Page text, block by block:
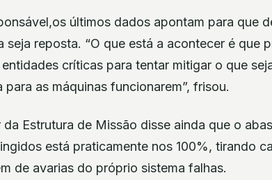
últimos dados apontam para que
seja reposta. “O que está a acontecer é que
críticas para tentar mitigar o que
as máquinas funcionarem”, frisou.
Estrutura de Missão disse ainda que o
está praticamente nos 100%, tirando
de avarias do próprio sistema falhas.